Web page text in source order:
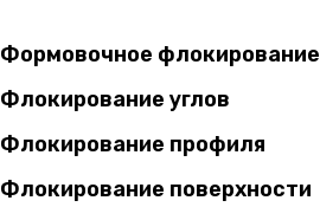
Формовочное флокирование
Флокирование углов
Флокирование профиля
Флокирование поверхности